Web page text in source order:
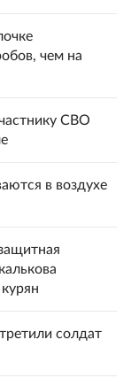
чем на
СВО
в воздухе
солдат